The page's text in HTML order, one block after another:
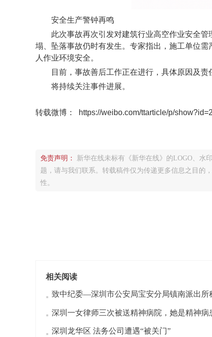
安全生产警钟再鸣
此次事故再次引发对建筑行业高空作业安全
塌、坠落事故仍时有发生。专家指出，施工单位
人作业环境安全。
目前，事故善后工作正在进行，具体原因及责
将持续关注事件进展。
转载微博： https://weibo.com/ttarticle/p/
免责声明：
新华在线未标有《新华在线》的LOGO、水
题，请与我们联系。转载稿件仅为传递更多信息之目的
性。
相关阅读
深圳龙华区 法务公司遭遇“被关门”